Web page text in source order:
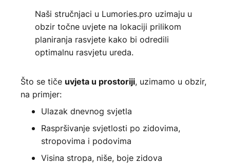
Naši stručnjaci u Lumories.pro uzimaju u
obzir točne uvjete na lokaciji prilikom
planiranja rasvjete kako bi odredili
optimalnu rasvjetu ureda.
Što se tiče uvjeta u prostoriji, uzimamo u obzir,
na primjer:
Ulazak dnevnog svjetla
Raspršivanje svjetlosti po zidovima,
stropovima i podovima
Visina stropa, niše, boje zidova